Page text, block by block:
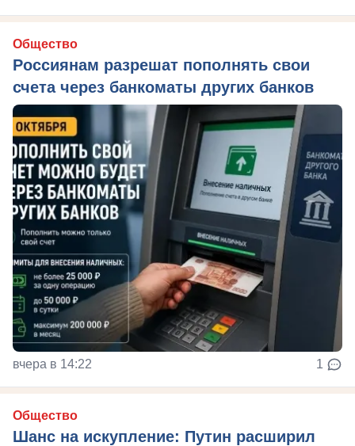
Общество
Россиянам разрешат пополнять свои
счета через банкоматы других банков
вчера в 14:22 1
Общество
Шанс на искупление: Путин расширил